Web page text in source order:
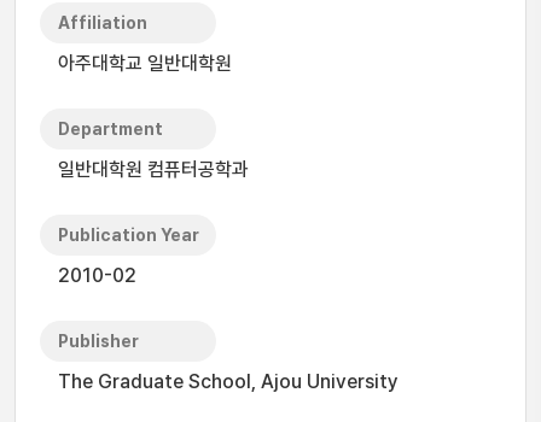
Affiliation
아주대학교 일반대학원
Department
일반대학원 컴퓨터공학과
Publication Year
2010-02
Publisher
The Graduate School, Ajou University